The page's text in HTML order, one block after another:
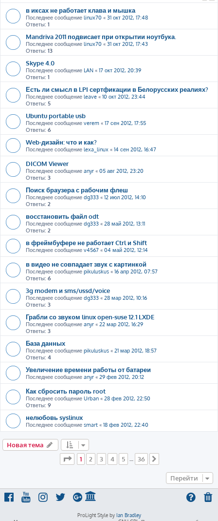
в иксах не работает клава и мышка
Последнее сообщение linux70 « 31 окт 2012, 17:48
Ответы: 1
Mandriva 2011 подвисает при открытии ноутбука.
Последнее сообщение linux70 « 31 окт 2012, 17:43
Ответы: 13
Skype 4.0
Последнее сообщение LAN « 17 окт 2012, 20:39
Ответы: 1
Есть ли смысл в LPI сертфикации в Белорусских реалиях?
Последнее сообщение leave « 10 окт 2012, 23:44
Ответы: 5
Ubuntu portable usb
Последнее сообщение verem « 17 сен 2012, 17:55
Ответы: 6
Web-дизайн: что и как?
Последнее сообщение lexa_linux « 14 сен 2012, 16:47
DICOM Viewer
Последнее сообщение anyr « 05 авг 2012, 23:20
Ответы: 3
Поиск браузера с рабочим флеш
Последнее сообщение dg333 « 12 июл 2012, 14:10
Ответы: 2
восстановить файл odt
Последнее сообщение dg333 « 28 май 2012, 13:11
Ответы: 2
в фреймбуфере не работает Ctrl и Shift
Последнее сообщение v4567 « 04 май 2012, 12:14
в видео не совпадает звук с картинкой
Последнее сообщение pikuluskus « 16 апр 2012, 07:57
Ответы: 6
3g modem и sms/ussd/voice
Последнее сообщение dg333 « 28 мар 2012, 10:16
Ответы: 3
Грабли со звуком linux open-suse 12.1 LXDE
Последнее сообщение anyr « 22 мар 2012, 16:29
Ответы: 3
База данных
Последнее сообщение pikuluskus « 21 мар 2012, 18:57
Ответы: 4
Увеличение времени работы от батареи
Последнее сообщение anyr « 29 фев 2012, 20:12
Как сбросить пароль root
Последнее сообщение Urban « 28 фев 2012, 22:50
Ответы: 9
нелюбовь syslinux
Последнее сообщение smart « 18 фев 2012, 22:40
Новая тема
Страница
из 36
1 2 3 4 5 … 36
Перейти
ProLight Style by Ian Bradley